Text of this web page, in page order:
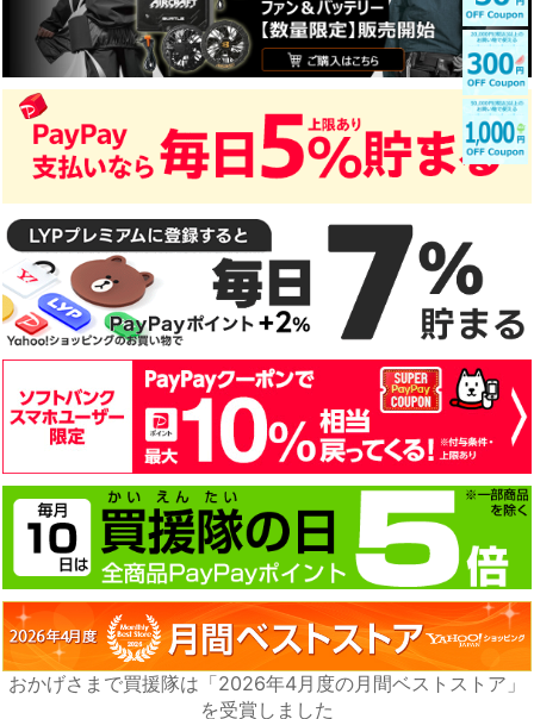
おかげさまで買援隊は「2026年4月度の月間ベストストア」
を受賞しました